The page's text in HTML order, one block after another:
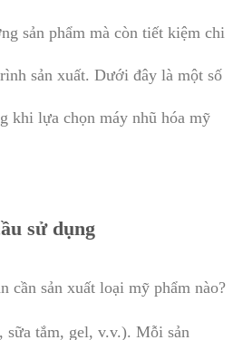
sản phẩm mà còn tiết kiệm chi
sản xuất. Dưới đây là một số
khi lựa chọn máy nhũ hóa mỹ
sử dụng
cần sản xuất loại mỹ phẩm nào?
sữa tắm, gel, v.v.). Mỗi sản